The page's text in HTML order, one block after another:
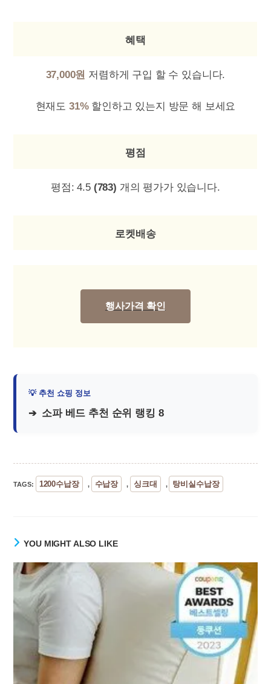
혜택
37,000원 저렴하게 구입 할 수 있습니다.
현재도 31%할인하고 있는지 방문 해 보세요
평점
평점:4.5 (783) 개의 평가가 있습니다.
로켓배송
행사가격 확인
소파 베드 추천 순위 랭킹 8
TAGS: 1200수납장 , 수납장 , 싱크대 , 탕비실수납장
YOU MIGHT ALSO LIKE